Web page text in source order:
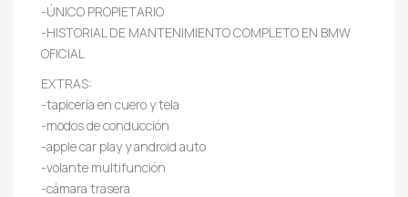
-ÚNICO PROPIETARIO
-HISTORIAL DE MANTENIMIENTO COMPLETO EN BMW
OFICIAL
EXTRAS:
-tapicería en cuero y tela
-modos de conducción
-apple car play y android auto
-volante multifunción
-cámara trasera